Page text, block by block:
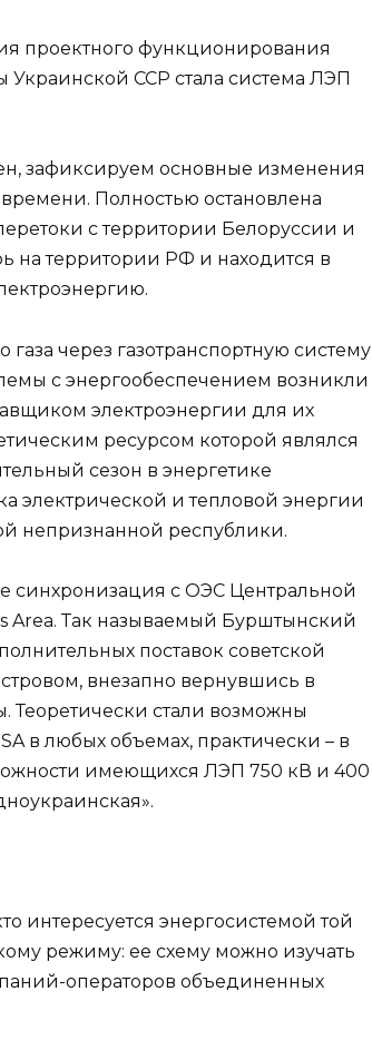
проектного функционирования
ССР стала система ЛЭП
зафиксируем основные изменения
Полностью остановлена
с территории Белоруссии и
на территории РФ и находится в
через газотранспортную систему
с энергообеспечением возникли
электроэнергии для их
ресурсом которой являлся
сезон в энергетике
электрической и тепловой энергии
непризнанной республики.
синхронизация с ОЭС Центральной
Area. Так называемый Бурштынский
поставок советской
внезапно вернувшись в
Теоретически стали возможны
в любых объемах, практически – в
имеющихся ЛЭП 750 кВ и 400
интересуется энергосистемой той
режиму: ее схему можно изучать
операторов объединенных